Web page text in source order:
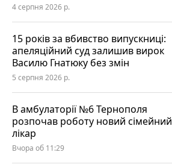
4 серпня 2026 р.
15 років за вбивство випускниці:
апеляційний суд залишив вирок
Василю Гнатюку без змін
5 серпня 2026 р.
В амбулаторії №6 Тернополя
розпочав роботу новий сімейний
лікар
Вчора об 11:29